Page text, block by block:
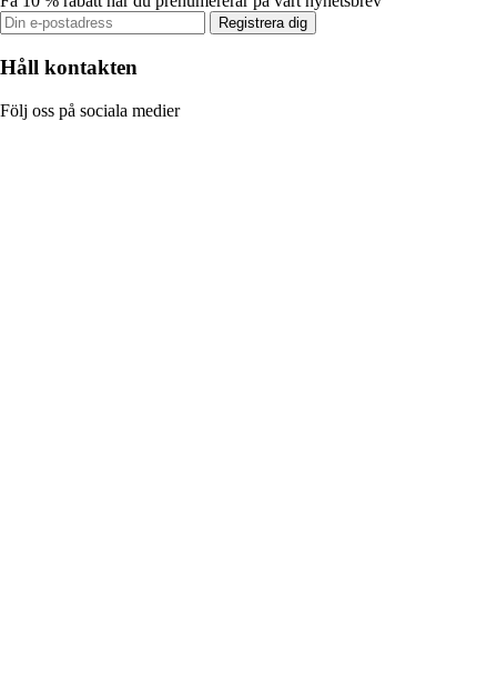
Registrera dig
Håll kontakten
Följ oss på sociala medier